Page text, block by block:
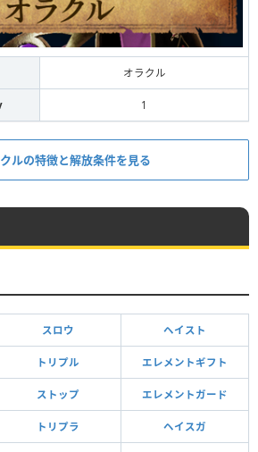
オラクル
1
ルの特徴と解放条件を見る
スロウ ヘイスト
トリプル エレメントギフト
ストップ エレメントガード
トリプラ ヘイスガ